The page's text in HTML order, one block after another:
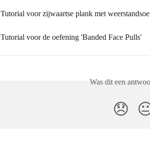
Tutorial voor zijwaartse plank met
Tutorial voor de oefening 'Banded Face Pulls'
Was dit een
😞